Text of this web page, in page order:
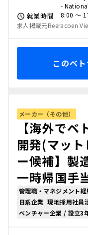
-
就業時間
8:00 〜
求人掲載元Reeracoen
このベ
メーカー（その他）
【海外で
開発(マッ
ー候補】製
一時帰国手
管理職・マネジメント
日系企業 現地採用社員
ベンチャー企業 / 設立3